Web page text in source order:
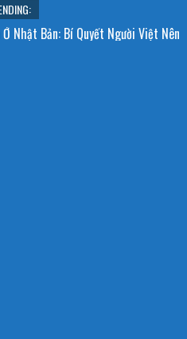
Tự Trồng? Sự Thật Bất Ngờ Đằng
Nhật Bản: Bí Quyết Người Việt Nên